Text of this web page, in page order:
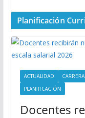
Planificación
ACTUALIDAD
PLANIFICACIÓN
Docentes